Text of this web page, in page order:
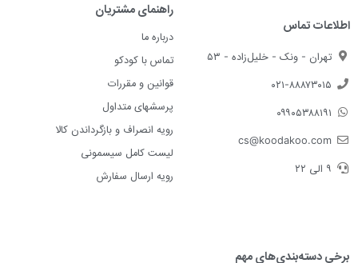
اطلاعات تماس
تهران - ونک - خلیل‌زاده - ۵۳
۰۲۱-۸۸۸۷۳۰۱۵
۰۹۹۰۵۳۸۸۱۹۱
cs@koodakoo.com
۹ الی ۲۲
راهنمای مشتریان
درباره ما
تماس با کودکو
قوانین و مقررات
پرسشهای متداول
رویه انصراف و بازگرداندن کالا
لیست کامل سیسمونی
رویه ارسال سفارش
برخی دسته‌بندی‌های مهم